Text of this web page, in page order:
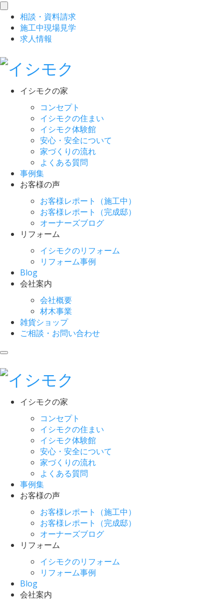
toggle
navigation
相談 ・ 資料請求
施工中現場見学
求人情報
イシモクの家
コンセプト
イシモクの住まい
イシモク体験館
安心・安全について
家づくりの流れ
よくある質問
事例集
お客様の声
お客様レポート（施工中）
お客様レポート（完成邸）
オーナーズブログ
リフォーム
イシモクのリフォーム
リフォーム事例
Blog
会社案内
会社概要
材木事業
雑貨ショップ
ご相談・お問い合わせ
イシモクの家
コンセプト
イシモクの住まい
イシモク体験館
安心・安全について
家づくりの流れ
よくある質問
事例集
お客様の声
お客様レポート（施工中）
お客様レポート（完成邸）
オーナーズブログ
リフォーム
イシモクのリフォーム
リフォーム事例
Blog
会社案内